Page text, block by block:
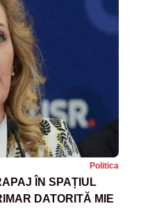
Politica
ÎN SPAȚIUL
DATORITĂ MIE